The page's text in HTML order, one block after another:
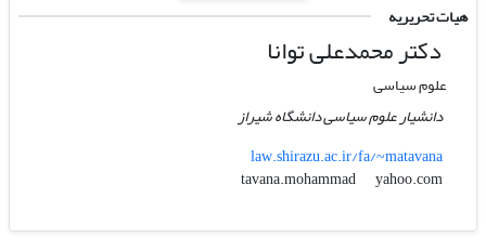
هیات تحریریه
دکتر محمدعلی توانا
علوم سیاسی
دانشیار علوم سیاسی دانشگاه شیراز
law.shirazu.ac.ir/fa/~matavana
tavana.mohammad
yahoo.com